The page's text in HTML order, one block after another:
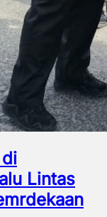
Lintas